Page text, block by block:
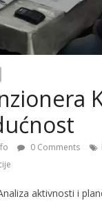
0 Comments
aktivnosti i